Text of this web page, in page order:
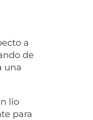
a
de
una
lío
para